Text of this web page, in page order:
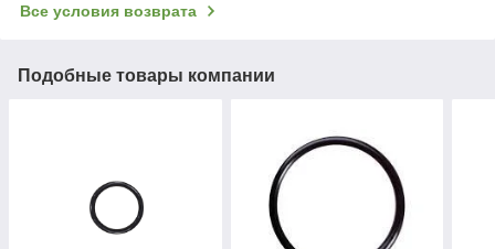
Все условия возврата
Подобные товары компании